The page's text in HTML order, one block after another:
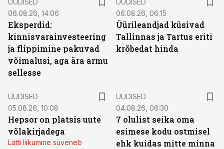
UUDISED
06.08.26, 14:06
Eksperdid:
kinnisvarainvesteering
ja flippimine pakuvad
võimalusi, aga ära armu
sellesse
UUDISED
06.08.26, 06:15
Üürileandjad küsivad
Tallinnas ja Tartus eriti
krõbedat hinda
UUDISED
05.08.26, 10:08
Hepsor on platsis uute
võlakirjadega
Lätti liikumine süveneb
UUDISED
04.08.26, 06:30
7 olulist seika oma
esimese kodu ostmisel
ehk kuidas mitte minna